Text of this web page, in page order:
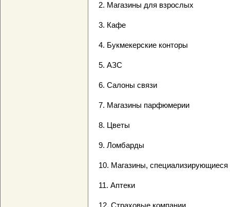
2. Магазины для взрослых
3. Кафе
4. Букмекерские конторы
5. АЗС
6. Салоны связи
7. Магазины парфюмерии
8. Цветы
9. Ломбарды
10. Магазины, специализирующиеся
11. Аптеки